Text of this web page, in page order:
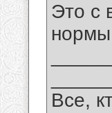
Это с
нормы
Все,